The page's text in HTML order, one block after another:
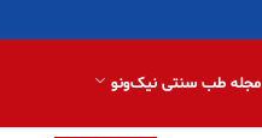
مجله طب سنتی نیک‌ونو